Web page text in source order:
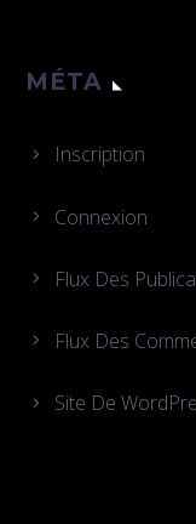
MÉTA
Inscription
Connexion
Flux Des
Flux Des
Site De